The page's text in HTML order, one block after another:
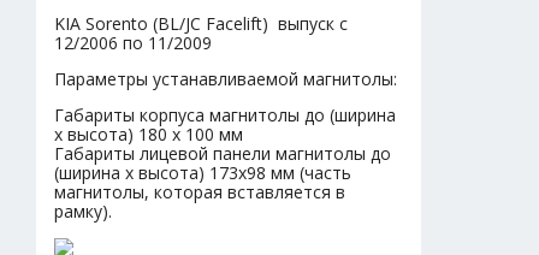
KIA Sorento (BL/JC Facelift) выпуск с
12/2006 по 11/2009
Параметры устанавливаемой магнитолы:
Габариты корпуса магнитолы до (ширина
х высота) 180 х 100 мм
Габариты лицевой панели магнитолы до
(ширина х высота) 173х98 мм (часть
магнитолы, которая вставляется в
рамку).